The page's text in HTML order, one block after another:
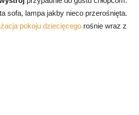
sofa, lampa jakby nieco przerośnięta.
pokoju dziecięcego rośnie wraz z